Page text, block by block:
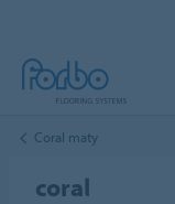
Coral maty
coral